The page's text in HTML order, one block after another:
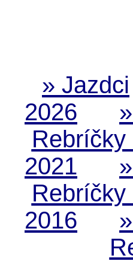
» Jazdci
2026
Rebríčky
2021
Rebríčky
2016